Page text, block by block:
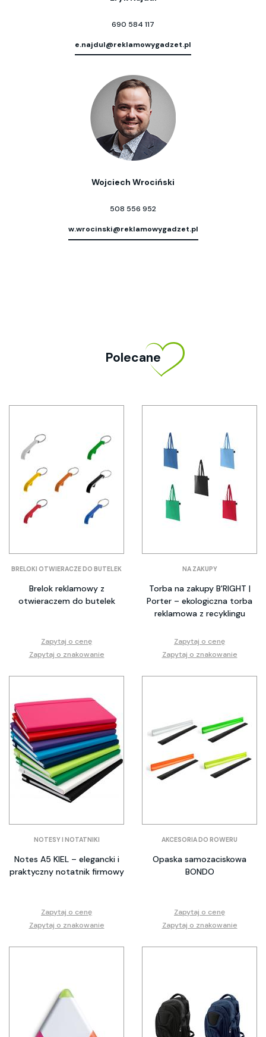
690 584 117
e.najdul@reklamowygadzet.pl
Wojciech Wrociński
508 556 952
w.wrocinski@reklamowygadzet.pl
Polecane
BRELOKI OTWIERACZE DO BUTELEK
Brelok reklamowy z
otwieraczem do butelek
Zapytaj o cenę
Zapytaj o znakowanie
NA ZAKUPY
Torba na zakupy B'RIGHT |
Porter – ekologiczna torba
reklamowa z recyklingu
Zapytaj o cenę
Zapytaj o znakowanie
NOTESY I NOTATNIKI
Notes A5 KIEL – elegancki i
praktyczny notatnik firmowy
Zapytaj o cenę
Zapytaj o znakowanie
AKCESORIA DO ROWERU
Opaska samozaciskowa
BONDO
Zapytaj o cenę
Zapytaj o znakowanie